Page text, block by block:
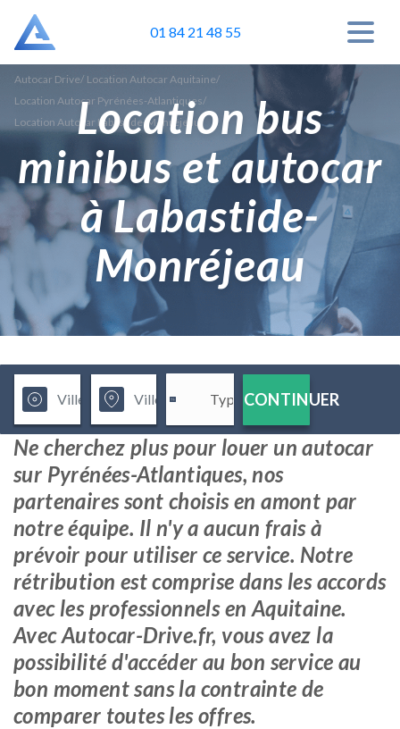
01 84 21 48 55
Autocar Drive/ Location Autocar Aquitaine/
Location Autocar Pyrénées-Atlantiques/
Location Autocar Labastide-Monréjeau
Location bus
minibus et autocar
à Labastide-
Monréjeau
CONTINUER
Ne cherchez plus pour louer un autocar
sur Pyrénées-Atlantiques, nos
partenaires sont choisis en amont par
notre équipe. Il n'y a aucun frais à
prévoir pour utiliser ce service. Notre
rétribution est comprise dans les accords
avec les professionnels en Aquitaine.
Avec Autocar-Drive.fr, vous avez la
possibilité d'accéder au bon service au
bon moment sans la contrainte de
comparer toutes les offres.